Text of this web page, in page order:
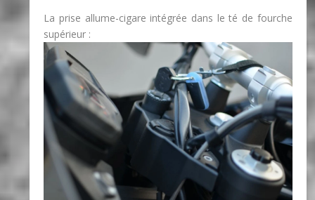
La prise allume-cigare intégrée dans le té de fourche
supérieur :